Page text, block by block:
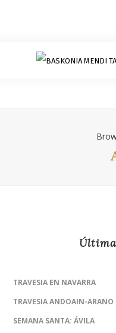
TRAVESIA EN NAVARRA
TRAVESIA ANDOAIN-ARANO
SEMANA SANTA: ÁVILA